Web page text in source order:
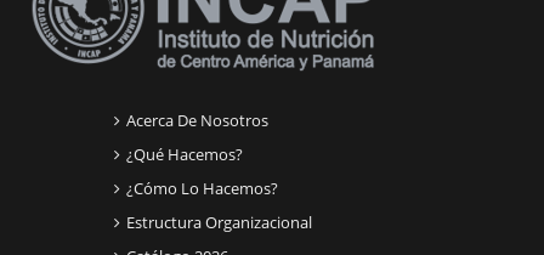
Acerca De Nosotros
¿Qué Hacemos?
¿Cómo Lo Hacemos?
Estructura Organizacional